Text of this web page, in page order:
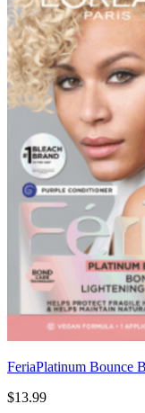
FeriaPlatinum Bounce
$13.99